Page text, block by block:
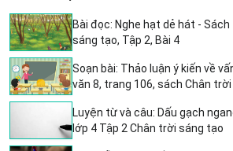
Bài đọc: Nghe hạt dẻ hát -
sáng tạo, Tập 2, Bài 4
Soạn bài: Thảo luận ý kiến về
văn 8, trang 106, sách Chân
Luyện từ và câu: Dấu gạch
lớp 4 Tập 2 Chân trời sáng tạo